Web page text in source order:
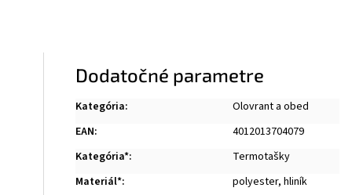
Dodatočné parametre
Kategória:
Olovrant a obed
EAN:
4012013704079
Kategória*:
Termotašky
Materiál*: polyester,hliník